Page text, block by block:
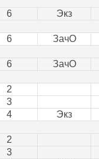
6
Экз
6 ЗачО
6 ЗачО
2
3
4
Экз
2
3